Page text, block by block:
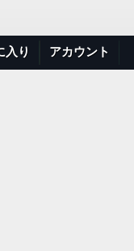
入り アカウント